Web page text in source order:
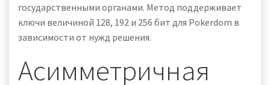
государственными органами. Метод поддерживает
ключи величиной 128, 192 и 256 бит для Pokerdom в
зависимости от нужд решения.
Асимметричная